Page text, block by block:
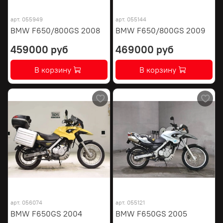
арт. 055949
BMW F650/800GS 2008
459000 руб
В корзину
арт. 055144
BMW F650/800GS 2009
469000 руб
В корзину
арт. 056074
BMW F650GS 2004
арт. 055121
BMW F650GS 2005